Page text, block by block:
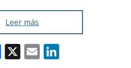
Leer más
Facebook
X EmailLinkedIn